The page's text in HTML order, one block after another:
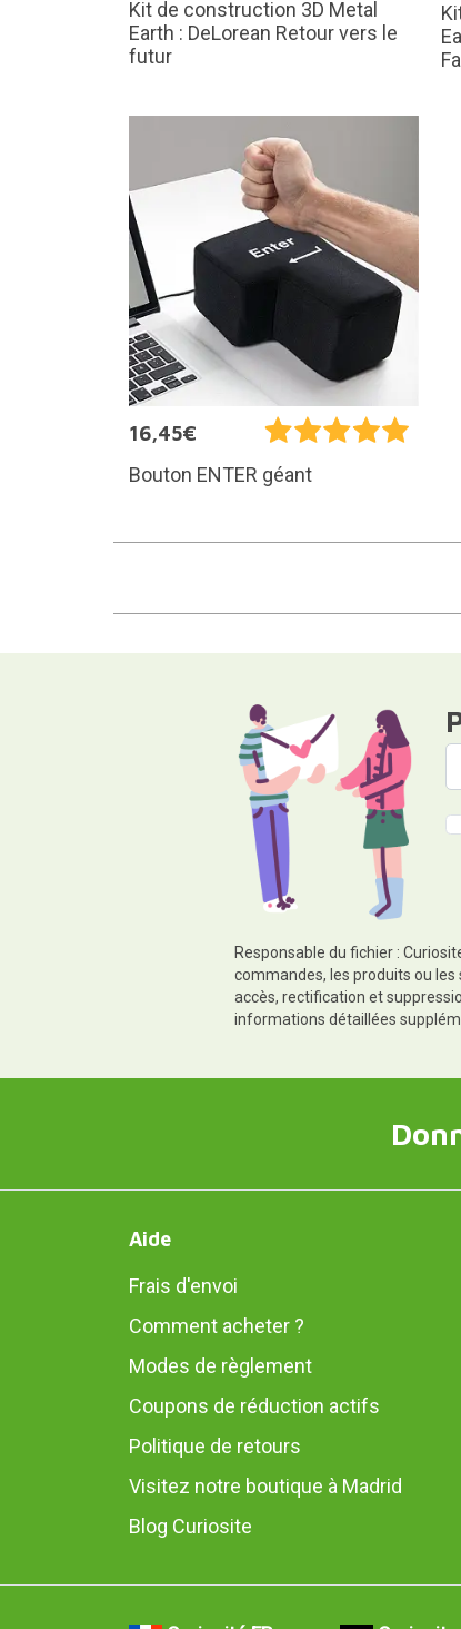
Kit de construction 3D Metal
Earth : DeLorean Retour vers le
futur
16,45€
Bouton ENTER géant
Responsable du fichier :
commandes, les produits ou
accès, rectification et
informations détaillées
Aide
Frais d'envoi
Comment acheter ?
Modes de règlement
Coupons de réduction actifs
Politique de retours
Visitez notre boutique à Madrid
Blog Curiosite